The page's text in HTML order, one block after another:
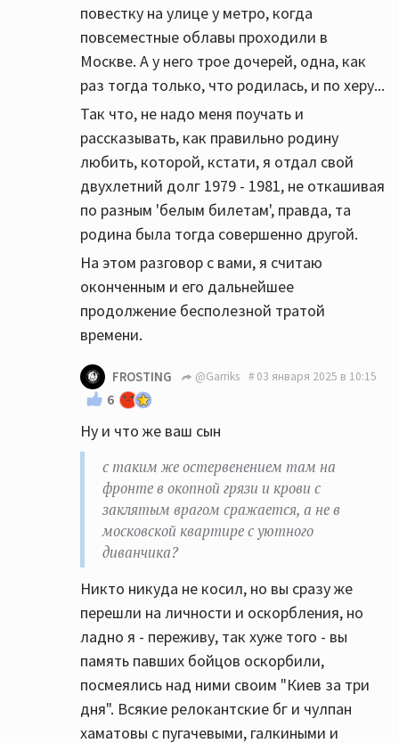
повестку на улице у метро, когда
повсеместные облавы проходили в
Москве. А у него трое дочерей, одна, как
раз тогда только, что родилась, и по херу...
Так что, не надо меня поучать и
рассказывать, как правильно родину
любить, которой, кстати, я отдал свой
двухлетний долг 1979 - 1981, не откашивая
по разным 'белым билетам', правда, та
родина была тогда совершенно другой.
На этом разговор с вами, я считаю
оконченным и его дальнейшее
продолжение бесполезной тратой
времени.
FROSTING @Garriks 03 января 2025 в 10:15
6
Ну и что же ваш сын
с таким же остервенением там на
фронте в окопной грязи и крови с
заклятым врагом сражается, а не в
московской квартире с уютного
диванчика?
Никто никуда не косил, но вы сразу же
перешли на личности и оскорбления, но
ладно я - переживу, так хуже того - вы
память павших бойцов оскорбили,
посмеялись над ними своим "Киев за три
дня". Всякие релокантские бг и чулпан
хаматовы с пугачевыми, галкиными и